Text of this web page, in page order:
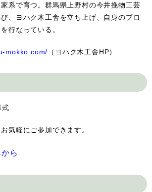
系で育つ。群馬県上野村の今井挽物工芸
、ヨハク木工舎を立ち上げ、自身のプロ
行なっている。
mokko.com/ （ヨハク木工舎HP）
式
気軽にご参加できます。
ら